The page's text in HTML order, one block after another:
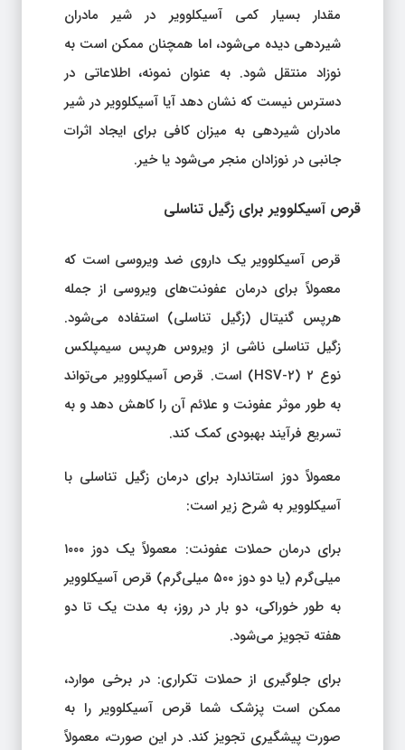
مقدار بسیار کمی آسیکلوویر در شیر مادران
شیردهی دیده می‌شود، اما همچنان ممکن است به
نوزاد منتقل شود. به عنوان نمونه، اطلاعاتی در
دسترس نیست که نشان دهد آیا آسیکلوویر در شیر
مادران شیردهی به میزان کافی برای ایجاد اثرات
جانبی در نوزادان منجر می‌شود یا خیر.
قرص آسیکلوویر برای زگیل تناسلی
قرص آسیکلوویر یک داروی ضد ویروسی است که
معمولاً برای درمان عفونت‌های ویروسی از جمله
هرپس گنیتال (زگیل تناسلی) استفاده می‌شود.
زگیل تناسلی ناشی از ویروس هرپس سیمپلکس
نوع ۲ (HSV-۲) است. قرص آسیکلوویر می‌تواند
به طور موثر عفونت و علائم آن را کاهش دهد و به
تسریع فرآیند بهبودی کمک کند.
معمولاً دوز استاندارد برای درمان زگیل تناسلی با
آسیکلوویر به شرح زیر است:
برای درمان حملات عفونت: معمولاً یک دوز ۱۰۰۰
میلی‌گرم (یا دو دوز ۵۰۰ میلی‌گرم) قرص آسیکلوویر
به طور خوراکی، دو بار در روز، به مدت یک تا دو
هفته تجویز می‌شود.
برای جلوگیری از حملات تکراری: در برخی موارد،
ممکن است پزشک شما قرص آسیکلوویر را به
صورت پیشگیری تجویز کند. در این صورت، معمولاً